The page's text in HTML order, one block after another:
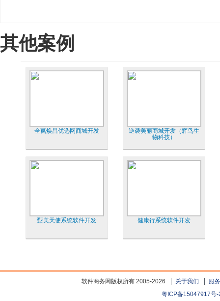
其他案例
全苠焕昌优选网商城开发
逆袭美丽商城开发（辉鸟生
物科技）
甄美天使系统软件开发 健康行系统软件开发
软件商务网版权所有 2005-2026 关于我们
服
粤ICP备15047917号-